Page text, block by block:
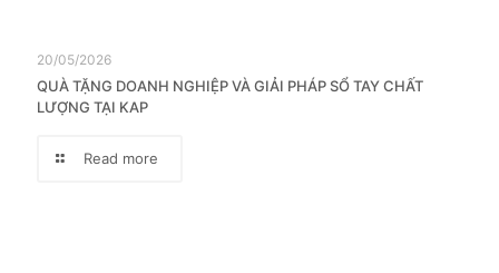
20/05/2026
QUÀ TẶNG DOANH NGHIỆP VÀ GIẢI PHÁP SỔ TAY CHẤT
LƯỢNG TẠI KAP
Read more